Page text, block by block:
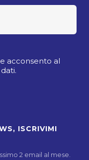
acconsento al
2 email al mese.